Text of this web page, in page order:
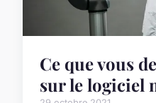
Ce que vous
sur le logiciel